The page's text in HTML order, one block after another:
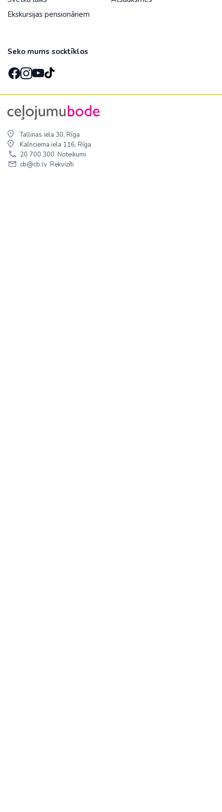
Ekskursijas pensionāriem
Seko mums socktīklos
Tallinas iela 30, Rīga
Kalnciema iela 116, Rīga
20 700 300 Noteikumi
cb@cb.lv Rekvizīti